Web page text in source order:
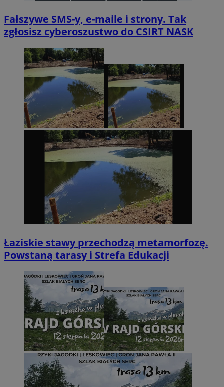
Fałszywe SMS-y, e-maile i strony. Tak
zgłosisz cyberoszustwo do CSIRT NASK
Łaziskie stawy przechodzą metamorfozę.
Powstaną tarasy i Strefa Edukacji